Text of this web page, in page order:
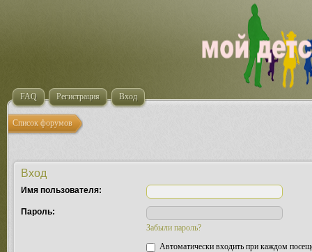
FAQ Регистрация Вход
Список форумов
Вход
Имя пользователя:
Пароль:
Забыли пароль?
Автоматически входить при каждом